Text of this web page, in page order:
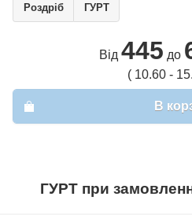
Роздріб ГУРТ
Від 445 до
( 10.60 -
В
ГУРТ при